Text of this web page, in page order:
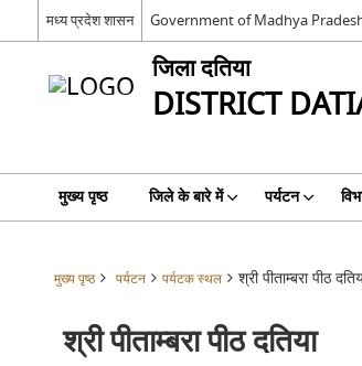
मध्य प्रदेश शासन Government of Madhya
जिला दतिया
DISTRICT
मुख्य पृष्ठ जिले के बारे में पर्यटन
मुख्य पृष्ठ पर्यटन पर्यटक स्थल श्री पीताम्बरा पीठ
श्री पीताम्बरा पीठ दतिया